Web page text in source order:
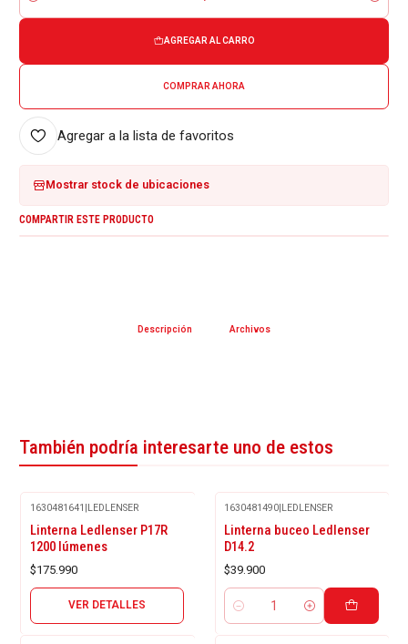
Cantidad
AGREGAR AL CARRO
COMPRAR AHORA
Agregar a la lista de favoritos
Mostrar stock de ubicaciones
COMPARTIR ESTE PRODUCTO
Descripción Archivos
También podría interesarte uno de estos
1630481641 |LEDLENSER
Linterna Ledlenser P17R
1200 lúmenes
$175.990
VER DETALLES
1630481490|LEDLENSER
Linterna buceo Ledlenser
D14.2
$39.900
Cantidad